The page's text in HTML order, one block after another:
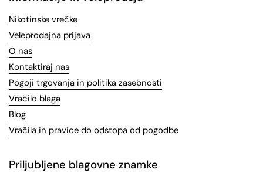
Nikotinske vrečke
Veleprodajna prijava
O nas
Kontaktiraj nas
Pogoji trgovanja in politika zasebnosti
Vračilo blaga
Blog
Vračila in pravice do odstopa od pogodbe
Priljubljene blagovne znamke